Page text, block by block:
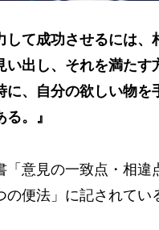
して成功させるには、
い出し、それを満たす
に、自分の欲しい物を
。』
「意見の一致点・相違
の便法」に記されてい